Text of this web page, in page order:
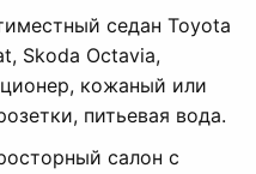
седан Toyota
Skoda Octavia,
кожаный или
питьевая вода.
салон с